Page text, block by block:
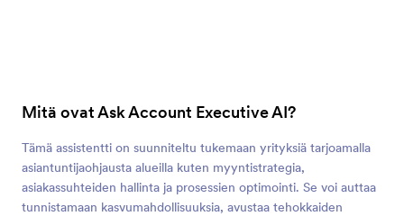
Mitä ovat Ask Account Executive AI?
Tämä assistentti on suunniteltu tukemaan yrityksiä tarjoamalla
asiantuntijaohjausta alueilla kuten myyntistrategia,
asiakassuhteiden hallinta ja prosessien optimointi. Se voi auttaa
tunnistamaan kasvumahdollisuuksia, avustaa tehokkaiden